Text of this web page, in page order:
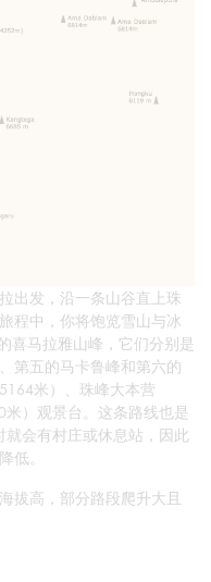
出发，沿一条山谷直上珠
程中，你将饱览雪山与冰
喜马拉雅山峰，它们分别是
第五的马卡鲁峰和第六的
米）、珠峰大本营
米）观景台。这条路线也是
会有村庄或休息站，因此
低。
拔高，部分路段爬升大且